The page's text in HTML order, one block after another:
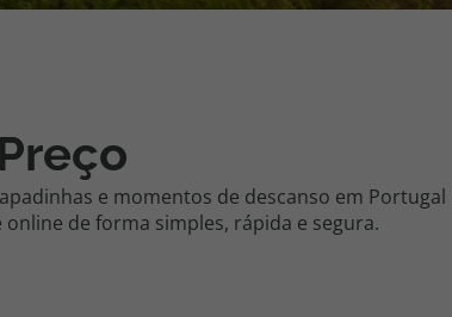
e momentos de descanso em Portugal
de forma simples, rápida e segura.